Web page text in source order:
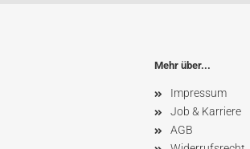
Mehr über...
Impressum
Job & Karriere
AGB